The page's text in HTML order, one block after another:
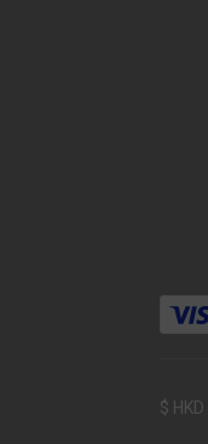
$ HKD